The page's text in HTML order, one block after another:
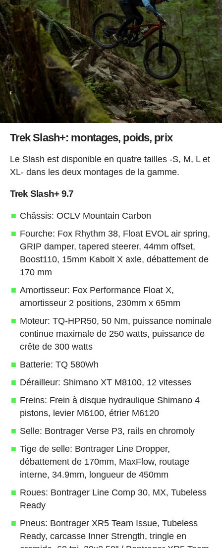
Trek Slash+: montages, poids, prix
Le Slash est disponible en quatre tailles -S, M, L et
XL- dans les deux montages de la gamme.
Trek Slash+ 9.7
Châssis: OCLV Mountain Carbon
Fourche: Fox Rhythm 38, Float EVOL air spring,
GRIP damper, tapered steerer, 44mm offset,
Boost110, 15mm Kabolt X axle, débattement de
170 mm
Amortisseur: Fox Performance Float X,
amortisseur 2 positions, 230mm x 65mm
Moteur: TQ-HPR50, 50 Nm, puissance nominale
continue maximale de 250 watts, puissance de
crête de 300 watts
Batterie: TQ 580Wh
Dérailleur: Shimano XT M8100, 12 vitesses
Freins: Frein à disque hydraulique Shimano 4
pistons, levier M6100, étrier M6120
Selle: Bontrager Verse P3, rails en chromoly
Tige de selle: Bontrager Line Dropper,
débattement de 170mm, MaxFlow, routage
interne, 34.9mm, longueur de 450mm
Roues: Bontrager Line Comp 30, MX, Tubeless
Ready
Pneus: Bontrager XR5 Team Issue, Tubeless
Ready, carcasse Inner Strength, tringle en